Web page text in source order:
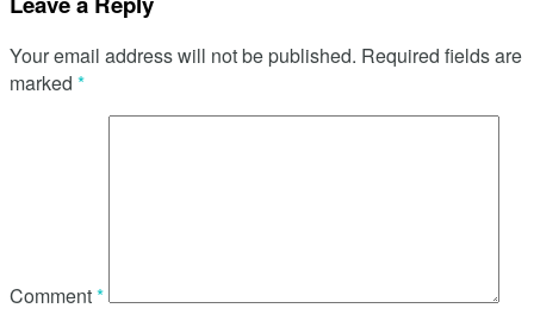
Your email address will not be published. Required fields are
marked *
Comment*